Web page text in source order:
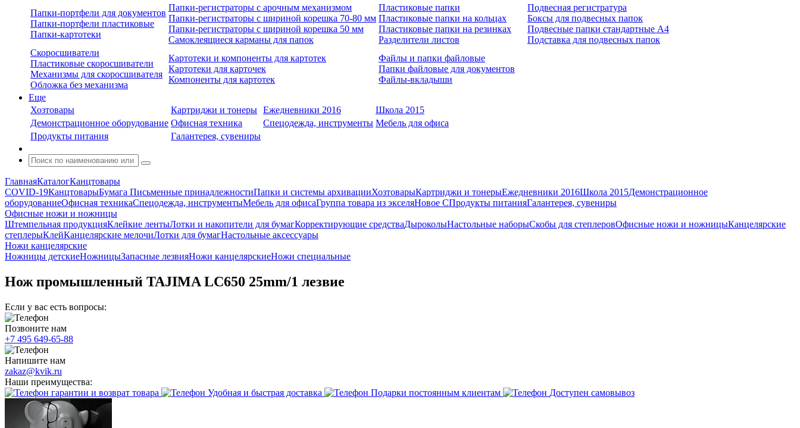
Папки-портфели для документов
Папки-портфели пластиковые
Папки-картотеки
Папки-регистраторы с арочным механизмом
Папки-регистраторы с шириной корешка 70-80 мм
Папки-регистраторы с шириной корешка 50 мм
Самоклеящиеся карманы для папок
Пластиковые папки
Пластиковые папки на кольцах
Пластиковые папки на резинках
Разделители листов
Подвесная регистратура
Боксы для подвесных папок
Подвесные папки стандартные А4
Подставка для подвесных папок
Скоросшиватели
Пластиковые скоросшиватели
Механизмы для скоросшивателя
Обложка без механизма
Картотеки и компоненты для картотек
Картотеки для карточек
Компоненты для картотек
Файлы и папки файловые
Папки файловые для документов
Файлы-вкладыши
Еще
Хозтовары
Картриджи и тонеры Ежедневники 2016
Школа 2015
Демонстрационное оборудование Офисная техника Спецодежда, инструменты Мебель для офиса
Продукты питания
Галантерея, сувениры
ГлавнаяКаталогКанцтовары
COVID-19КанцтоварыБумага Письменные принадлежностиПапки и системы архивацииХозтоварыКартриджи и тонерыЕжедневники 2016Школа 2015Демонстрационное
оборудованиеОфисная техникаСпецодежда, инструментыМебель для офисаГруппа товара из экселяНовое СПродукты питанияГалантерея, сувениры
Офисные ножи и ножницы
Штемпельная продукцияКлейкие лентыЛотки и накопители для бумагКорректирующие средстваДыроколыНастольные наборыСкобы для степлеровОфисные ножи и ножницыКанцелярские
степлерыКлейКанцелярские мелочиЛотки для бумагНастольные аксессуары
Ножи канцелярские
Ножницы детскиеНожницыЗапасные лезвияНожи канцелярскиеНожи специальные
Нож промышленный TAJIMA LC650 25mm/1 лезвие
Если у вас есть вопросы:
Позвоните нам
+7 495 649-65-88
Напишите нам
zakaz@kvik.ru
Наши преимущества:
гарантии и возврат товара
Удобная и быстрая доставка Подарки постоянным клиентам Доступен самовывоз